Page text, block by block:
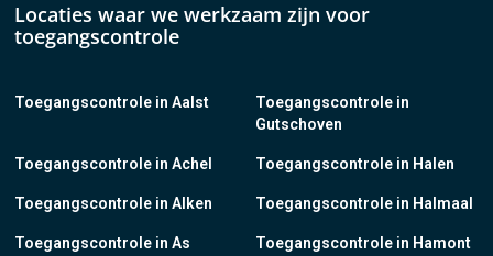
Locaties waar we werkzaam zijn voor
toegangscontrole
Toegangscontrole in Aalst
Toegangscontrole in Achel
Toegangscontrole in Alken
Toegangscontrole in As
Toegangscontrole in
Gutschoven
Toegangscontrole in Halen
Toegangscontrole in Halmaal
Toegangscontrole in Hamont